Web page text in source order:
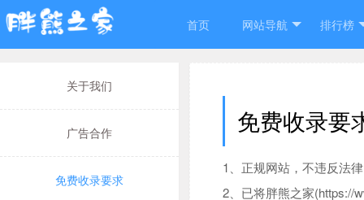
首页 网站导航 排行榜
关于我们
广告合作
免费收录要求
免费收录要
1、正规网站，不违反法
2、已将胖熊之家(https://